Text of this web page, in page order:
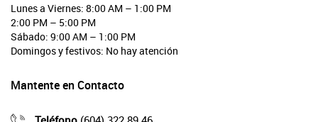
Lunes a Viernes: 8:00 AM – 1:00 PM
2:00 PM – 5:00 PM
Sábado: 9:00 AM – 1:00 PM
Domingos y festivos: No hay atención
Mantente en Contacto